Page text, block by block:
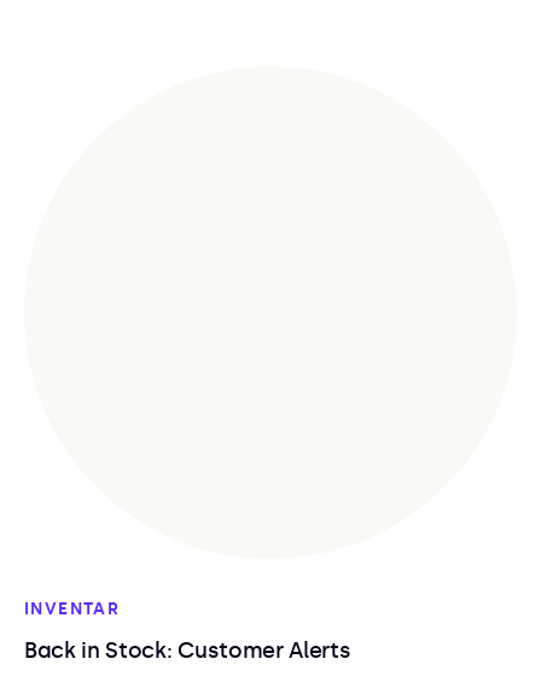
INVENTAR
Back in Stock: Customer Alerts